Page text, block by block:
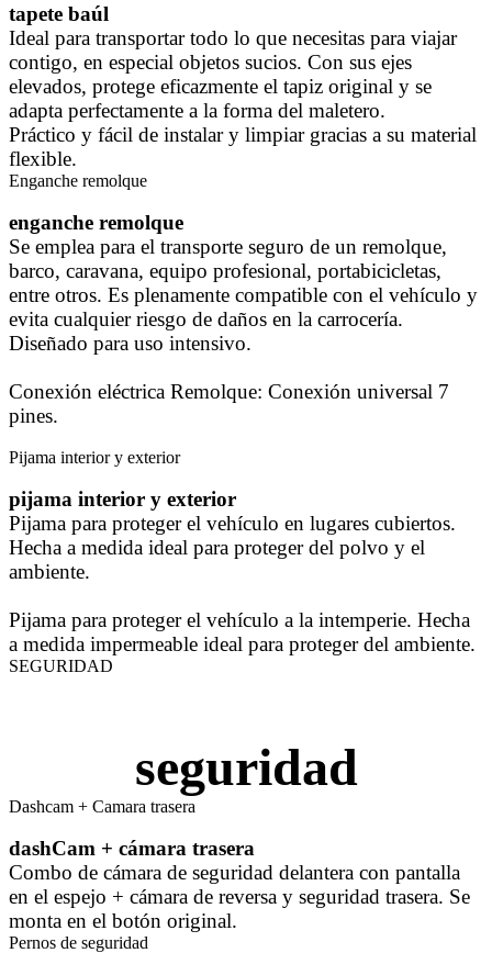
tapete baúl
Ideal para transportar todo lo que necesitas para viajar
contigo, en especial objetos sucios. Con sus ejes
elevados, protege eficazmente el tapiz original y se
adapta perfectamente a la forma del maletero.
Práctico y fácil de instalar y limpiar gracias a su material
flexible.
Enganche remolque
enganche remolque
Se emplea para el transporte seguro de un remolque,
barco, caravana, equipo profesional, portabicicletas,
entre otros. Es plenamente compatible con el vehículo y
evita cualquier riesgo de daños en la carrocería.
Diseñado para uso intensivo.
Conexión eléctrica Remolque: Conexión universal 7
pines.
Pijama interior y exterior
pijama interior y exterior
Pijama para proteger el vehículo en lugares cubiertos.
Hecha a medida ideal para proteger del polvo y el
ambiente.
Pijama para proteger el vehículo a la intemperie. Hecha
a medida impermeable ideal para proteger del ambiente.
SEGURIDAD
seguridad
Dashcam + Camara trasera
dashCam + cámara trasera
Combo de cámara de seguridad delantera con pantalla
en el espejo + cámara de reversa y seguridad trasera. Se
monta en el botón original.
Pernos de seguridad